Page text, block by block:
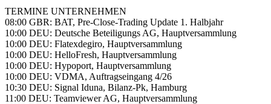
TERMINE UNTERNEHMEN
08:00 GBR: BAT, Pre-Close-Trading Update 1. Halbjahr
10:00 DEU: Deutsche Beteiligungs AG, Hauptversammlung
10:00 DEU: Flatexdegiro, Hauptversammlung
10:00 DEU: HelloFresh, Hauptversammlung
10:00 DEU: Hypoport, Hauptversammlung
10:00 DEU: VDMA, Auftragseingang 4/26
10:30 DEU: Signal Iduna, Bilanz-Pk, Hamburg
11:00 DEU: Teamviewer AG, Hauptversammlung